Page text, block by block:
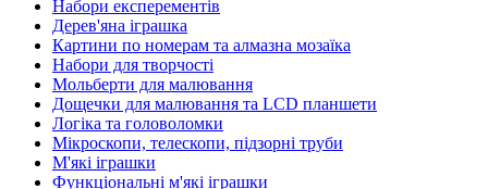
Набори експерементів
Дерев'яна іграшка
Картини по номерам та алмазна мозаїка
Набори для творчості
Мольберти для малювання
Дощечки для малювання та LCD планшети
Логіка та головоломки
Мікроскопи, телескопи, підзорні труби
М'які іграшки
Функціональні м'які іграшки